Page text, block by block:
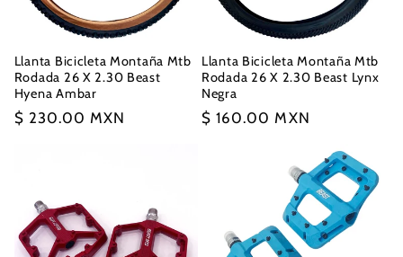
Llanta Bicicleta Montaña Mtb
Rodada 26 X 2.30 Beast
Hyena Ambar
Precio
$ 230.00 MXN
Llanta Bicicleta Montaña Mtb
Rodada 26 X 2.30 Beast Lynx
Negra
Precio
$ 160.00 MXN